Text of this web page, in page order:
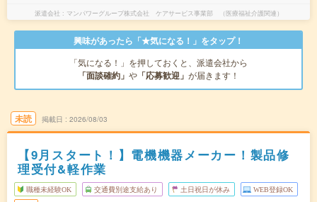
派遣会社 マンパワーグループ株式会社 ケアサービス事業部 （医療福祉介護関連）
興味があったら「★気になる！」をタップ！
「気になる！」を押しておくと、派遣会社から
「面談確約」 や 「応募歓迎」 が届きます！
未読 掲載日 2026/08/03
【9月スタート！】電機機器メーカー！製品修
理受付&軽作業
職種未経験OK 交通費別途支給あり 土日祝日が休み WEB登録OK